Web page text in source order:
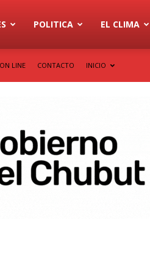
POLITICA EL CLIMA
LINE CONTACTO INICIO